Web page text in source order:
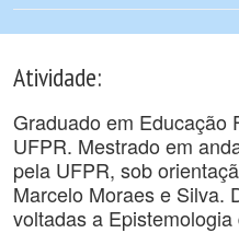
Atividade:
Graduado em
UFPR. Mestrado em
pela UFPR, sob
Marcelo Moraes e Silva.
voltadas a